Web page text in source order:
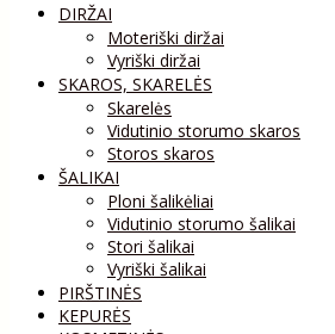
DIRŽAI
Moteriški diržai
Vyriški diržai
SKAROS, SKARELĖS
Skarelės
Vidutinio storumo skaros
Storos skaros
ŠALIKAI
Ploni šalikėliai
Vidutinio storumo šalikai
Stori šalikai
Vyriški šalikai
PIRŠTINĖS
KEPURĖS